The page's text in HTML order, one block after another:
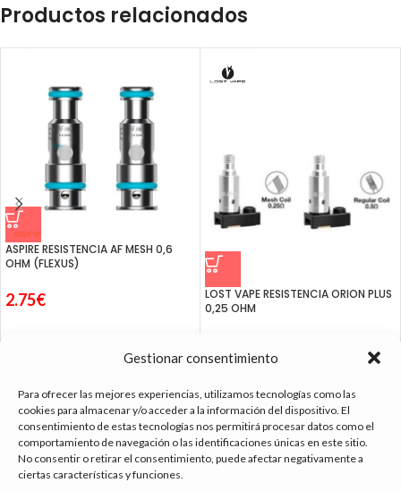
Gestionar consentimiento
Para ofrecer las mejores experiencias, utilizamos tecnologías como las
cookies para almacenar y/o acceder a la información del dispositivo. El
consentimiento de estas tecnologías nos permitirá procesar datos como el
comportamiento de navegación o las identificaciones únicas en este sitio.
No consentir o retirar el consentimiento, puede afectar negativamente a
ciertas características y funciones.
Productos relacionados
ASPIRE RESISTENCIA AF MESH 0,6
OHM (FLEXUS)
2.75€
LOST VAPE RESISTENCIA ORION PLUS
0,25 OHM
tienda vapeo málaga